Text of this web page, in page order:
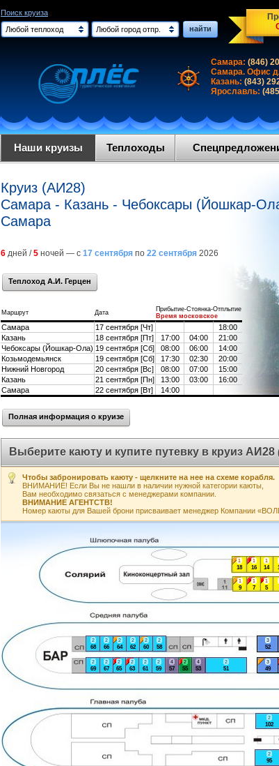
Поиск круиза
Любой теплоход
Любой город отпр. найти
Самара: (846)
Самара. Офис
Казань: (843)
Ярославль:
Наши круизы Теплоходы
Круиз (АИ28)
Самара - Казань - Чебоксары (Йошкар-
Самара
6 дней /5 ночей — с 17 сентября по 22 сентября 2026
Теплоход А.И. Герцен
Маршрут Дата
Прибытие-Стоянка-Отплытие
Время московское
Самара 17 сентября [Чт]
18:00
Казань
18 сентября [Пт] 17:00 04:00
21:00
Чебоксары (Йошкар-Ола) 19 сентября [Сб] 08:00 06:00
14:00
Козьмодемьянск
19 сентября [Сб] 17:30 02:30
20:00
Нижний Новгород
20 сентября [Вс] 08:00 07:00
15:00
Казань
21 сентября [Пн] 13:00 03:00
16:00
Самара
22 сентября [Вт] 14:00
Полная информация о круизе
Выберите каюту и купите путевку в круиз АИ28
Чтобы забронировать каюту - щелкните на нее на схеме корабля.
ВНИМАНИЕ! Если Вы не нашли в наличии нужной категории каюты,
Вам необходимо связаться с менеджерами компании.
ВНИМАНИЕ АГЕНТСТВ!
Номер каюты для Вашей брони присваивает менеджер Компании
2
102
1
14
1
16
1
18
3
49
1
5
2
51
3
52
4
53
2
55
4
57
2
58
2
59
2
60
2
61
2
62
2
63
2
64
2
65
2
66
2
67
2
68
2
69
1
7
1
9
2
95